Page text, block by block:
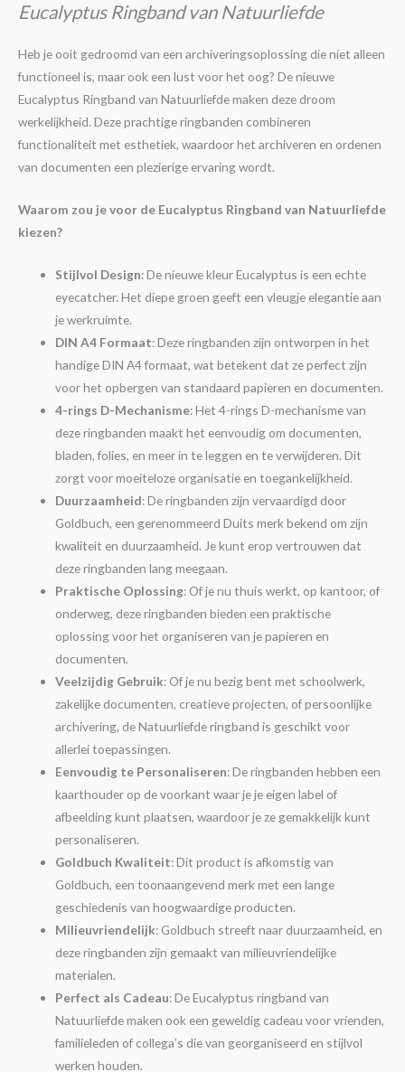
Eucalyptus Ringband van Natuurliefde
Heb je ooit gedroomd van een archiveringsoplossing die niet alleen
functioneel is, maar ook een lust voor het oog? De nieuwe
Eucalyptus Ringband van Natuurliefde maken deze droom
werkelijkheid. Deze prachtige ringbanden combineren
functionaliteit met esthetiek, waardoor het archiveren en ordenen
van documenten een plezierige ervaring wordt.
Waarom zou je voor de Eucalyptus Ringband van Natuurliefde
kiezen?
Stijlvol Design: De nieuwe kleur Eucalyptus is een echte
eyecatcher. Het diepe groen geeft een vleugje elegantie aan
je werkruimte.
DIN A4 Formaat: Deze ringbanden zijn ontworpen in het
handige DIN A4 formaat, wat betekent dat ze perfect zijn
voor het opbergen van standaard papieren en documenten.
4-rings D-Mechanisme: Het 4-rings D-mechanisme van
deze ringbanden maakt het eenvoudig om documenten,
bladen, folies, en meer in te leggen en te verwijderen. Dit
zorgt voor moeiteloze organisatie en toegankelijkheid.
Duurzaamheid: De ringbanden zijn vervaardigd door
Goldbuch, een gerenommeerd Duits merk bekend om zijn
kwaliteit en duurzaamheid. Je kunt erop vertrouwen dat
deze ringbanden lang meegaan.
Praktische Oplossing: Of je nu thuis werkt, op kantoor, of
onderweg, deze ringbanden bieden een praktische
oplossing voor het organiseren van je papieren en
documenten.
Veelzijdig Gebruik: Of je nu bezig bent met schoolwerk,
zakelijke documenten, creatieve projecten, of persoonlijke
archivering, de Natuurliefde ringband is geschikt voor
allerlei toepassingen.
Eenvoudig te Personaliseren: De ringbanden hebben een
kaarthouder op de voorkant waar je je eigen label of
afbeelding kunt plaatsen, waardoor je ze gemakkelijk kunt
personaliseren.
Goldbuch Kwaliteit: Dit product is afkomstig van
Goldbuch, een toonaangevend merk met een lange
geschiedenis van hoogwaardige producten.
Milieuvriendelijk: Goldbuch streeft naar duurzaamheid, en
deze ringbanden zijn gemaakt van milieuvriendelijke
materialen.
Perfect als Cadeau: De Eucalyptus ringband van
Natuurliefde maken ook een geweldig cadeau voor vrienden,
familieleden of collega’s die van georganiseerd en stijlvol
werken houden.